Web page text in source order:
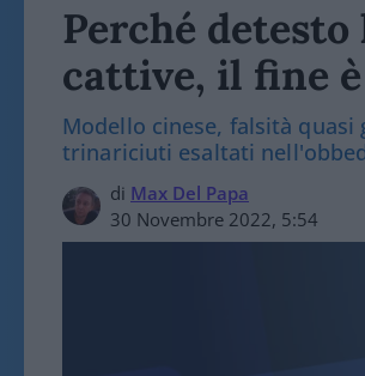
Perché
cattive, il fine
Modello cinese, falsità quasi
trinariciuti esaltati
di Max Del Papa
30 Novembre 2022, 5:54